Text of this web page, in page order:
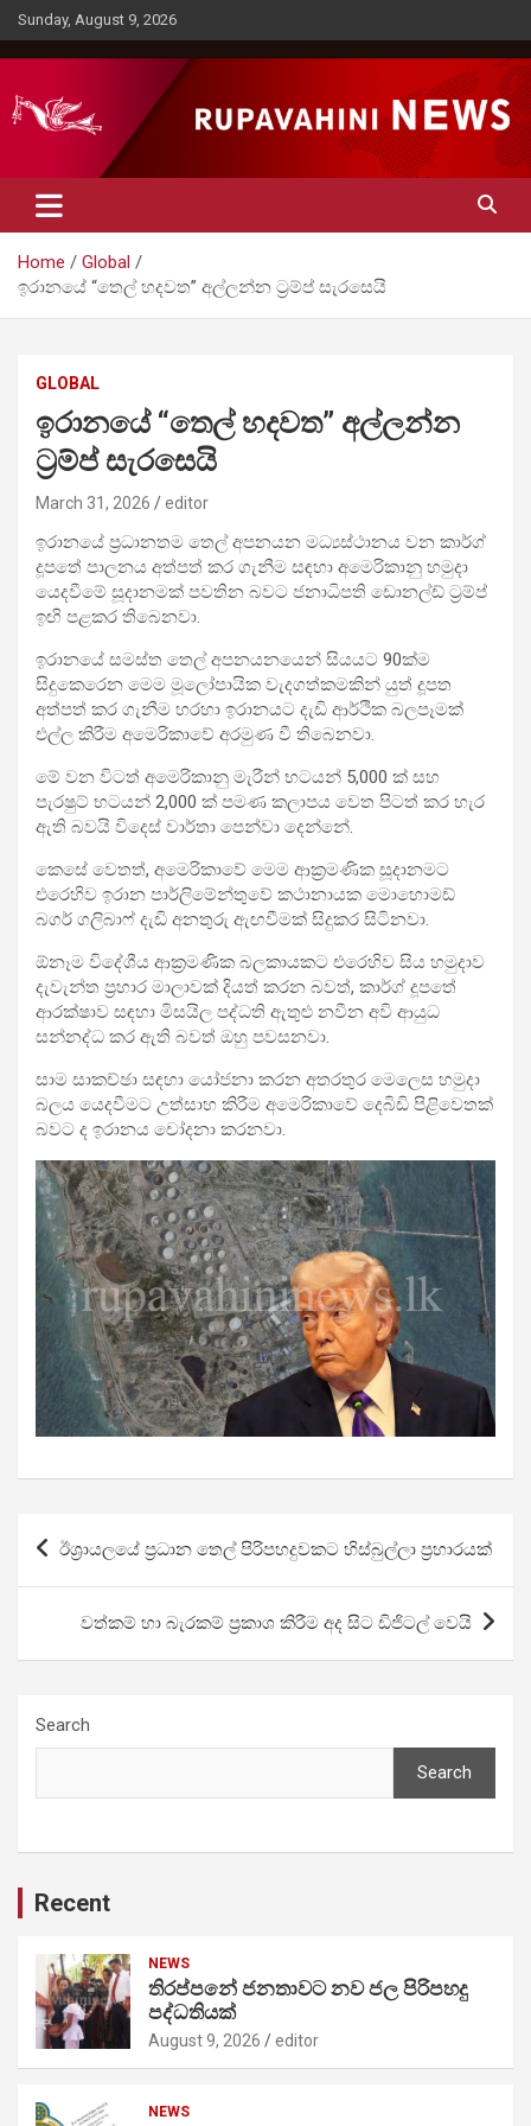
Skip
to
content
Sunday, August 9, 2026
Rupavahini News
Home
Global
ඉරානයේ “තෙල් හදවත” අල්ලන්න ට්‍රම්ප් සැරසෙයි
GLOBAL
ඉරානයේ “තෙල් හදවත” අල්ලන්න
ට්‍රම්ප් සැරසෙයි
March 31, 2026 editor
ඉරානයේ ප්‍රධානතම තෙල් අපනයන මධ්‍යස්ථානය වන කාර්ග්
දූපතේ පාලනය අත්පත් කර ගැනීම සඳහා අමෙරිකානු හමුදා
යෙදවීමේ සූදානමක් පවතින බවට ජනාධිපති ඩොනල්ඩ් ට්‍රම්ප්
ඉඟි පළකර තිබෙනවා.
ඉරානයේ සමස්ත තෙල් අපනයනයෙන් සියයට 90ක්ම
සිදුකෙරෙන මෙම මූලෝපායික වැදගත්කමකින් යුත් දූපත
අත්පත් කර ගැනීම හරහා ඉරානයට දැඩි ආර්ථික බලපෑමක්
එල්ල කිරීම අමෙරිකාවේ අරමුණ වී තිබෙනවා.
මේ වන විටත් අමෙරිකානු මැරීන් භටයන් 5,000 ක් සහ
පැරෂුට් භටයන් 2,000 ක් පමණ කලාපය වෙත පිටත් කර හැර
ඇති බවයි විදෙස් වාර්තා පෙන්වා දෙන්නේ.
කෙසේ වෙතත්, අමෙරිකාවේ මෙම ආක්‍රමණික සූදානමට
එරෙහිව ඉරාන පාර්ලිමේන්තුවේ කථානායක මොහොමඩ්
බගර් ගලිබාෆ් දැඩි අනතුරු ඇඟවීමක් සිදුකර සිටිනවා.
ඕනෑම විදේශීය ආක්‍රමණික බලකායකට එරෙහිව සිය හමුදාව
දැවැන්ත ප්‍රහාර මාලාවක් දියත් කරන බවත්, කාර්ග් දූපතේ
ආරක්ෂාව සඳහා මිසයිල පද්ධති ඇතුළු නවීන අවි ආයුධ
සන්නද්ධ කර ඇති බවත් ඔහු පවසනවා.
සාම සාකච්ඡා සඳහා යෝජනා කරන අතරතුර මෙලෙස හමුදා
බලය යෙදවීමට උත්සාහ කිරීම අමෙරිකාවේ දෙබිඩි පිළිවෙතක්
බවට ද ඉරානය චෝදනා කරනවා.
Post
navigation
ඊශ්‍රායලයේ ප්‍රධාන තෙල් පිරිපහදුවකට හිස්බුල්ලා ප්‍රහාරයක්
වත්කම් හා බැරකම් ප්‍රකාශ කිරීම අද සිට ඩිජිටල් වෙයි
Search
Search
Recent
NEWS
තිරප්පනේ ජනතාවට නව ජල පිරිපහදු
පද්ධතියක්
August 9, 2026 editor
NEWS